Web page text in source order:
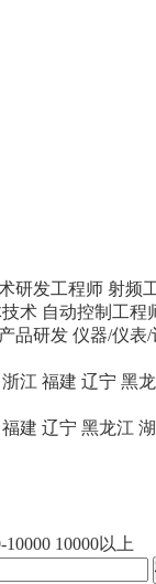
研发工程师 射频
术 自动控制工程
品研发 仪器/仪表
浙江 福建 辽宁 黑
福建 辽宁 黑龙江
10000 10000以上